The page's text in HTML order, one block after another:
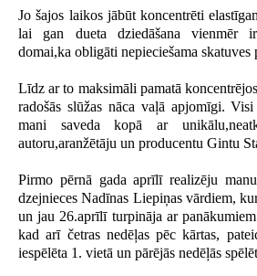
Jo šajos laikos jābūt koncentrēti
lai gan dueta dziedāšana vienmēr ir
domai,ka obligāti nepieciešama skatuves
Līdz ar to maksimāli pamatā
radošās slūžas nāca vaļā apjomīgi.
mani saveda kopā ar
autoru,aranžētāju un producentu Gintu
Pirmo pērnā gada aprīlī realizēju
dzejnieces Nadīnas Liepiņas vārdiem,
un jau 26.aprīlī turpināja ar
kad arī četras nedēļas pēc kārtas,
iespēlēta 1. vietā un pārējās nedēļās